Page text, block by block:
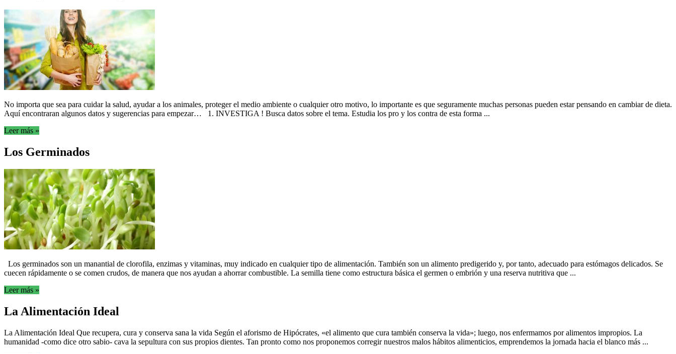
No importa que sea para cuidar la salud, ayudar a los animales, proteger el medio ambiente o cualquier otro motivo, lo importante es que seguramente muchas personas pueden estar pensando en cambiar de dieta.
Aquí encontraran algunos datos y sugerencias para empezar… 1. INVESTIGA ! Busca datos sobre el tema. Estudia los pro y los contra de esta forma ...
Leer más »
Los Germinados
Los germinados son un manantial de clorofila, enzimas y vitaminas, muy indicado en cualquier tipo de alimentación. También son un alimento predigerido y, por tanto, adecuado para estómagos delicados. Se
cuecen rápidamente o se comen crudos, de manera que nos ayudan a ahorrar combustible. La semilla tiene como estructura básica el germen o embrión y una reserva nutritiva que ...
Leer más »
La Alimentación Ideal
La Alimentación Ideal Que recupera, cura y conserva sana la vida Según el aforismo de Hipócrates, «el alimento que cura también conserva la vida»; luego, nos enfermamos por alimentos impropios. La
humanidad -como dice otro sabio- cava la sepultura con sus propios dientes. Tan pronto como nos proponemos corregir nuestros malos hábitos alimenticios, emprendemos la jornada hacia el blanco más ...